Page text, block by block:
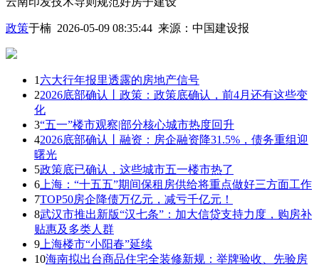
政策于楠 2026-05-09 08:35:44 来源： 中国建设报
1 六大行年报里透露的房地产信号
22026底部确认丨政策：政策底确认，前4月还有这些变
化
3“五一”楼市观察|部分核心城市热度回升
42026底部确认丨融资：房企融资降31.5%，债务重组迎
曙光
5政策底已确认，这些城市五一楼市热了
6 上海：“十五五”期间保租房供给将重点做好三方面工作
7TOP50房企降债万亿元，减亏千亿元！
8武汉市推出新版“汉七条”：加大信贷支持力度，购房补
贴惠及多类人群
9 上海楼市“小阳春”延续
10海南拟出台商品住宅全装修新规：举牌验收、先验房